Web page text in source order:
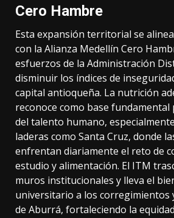
Cero Hambre
Esta expansión territorial se
con la Alianza Medellín Cero
esfuerzos de la Administración
disminuir los índices de
capital antioqueña. La nutrición
reconoce como base
del talento humano,
laderas como Santa Cruz, donde
enfrentan diariamente el reto de
estudio y alimentación. El ITM
muros institucionales y lleva el
universitario a los corregimientos
de Aburrá, fortaleciendo la